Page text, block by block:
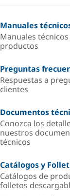
Manuales
Manuales
productos
Preguntas
Respuestas a
clientes
Documentos
Conozca los
nuestros
técnicos
Catálogos y
Catálogos de
folletos